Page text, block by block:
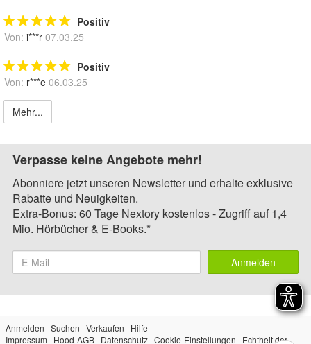
Positiv
Von: i***r 07.03.25
Positiv
Von: r***e 06.03.25
Mehr...
Verpasse keine Angebote mehr!
Abonniere jetzt unseren Newsletter und erhalte exklusive
Rabatte und Neuigkeiten.
Extra-Bonus: 60 Tage Nextory kostenlos - Zugriff auf 1,4
Mio. Hörbücher & E-Books.*
Anmelden
Anmelden Suchen Verkaufen
Hilfe
Impressum
Hood-AGB Datenschutz Cookie-Einstellungen Echtheit der